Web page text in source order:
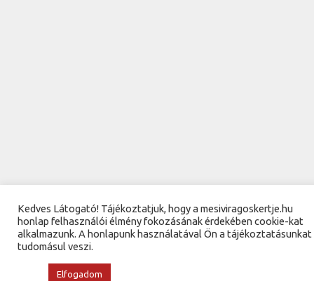
Kedves Látogató! Tájékoztatjuk, hogy a mesiviragoskertje.hu
honlap felhasználói élmény fokozásának érdekében cookie-kat
alkalmazunk. A honlapunk használatával Ön a tájékoztatásunkat
tudomásul veszi.
Elfogadom